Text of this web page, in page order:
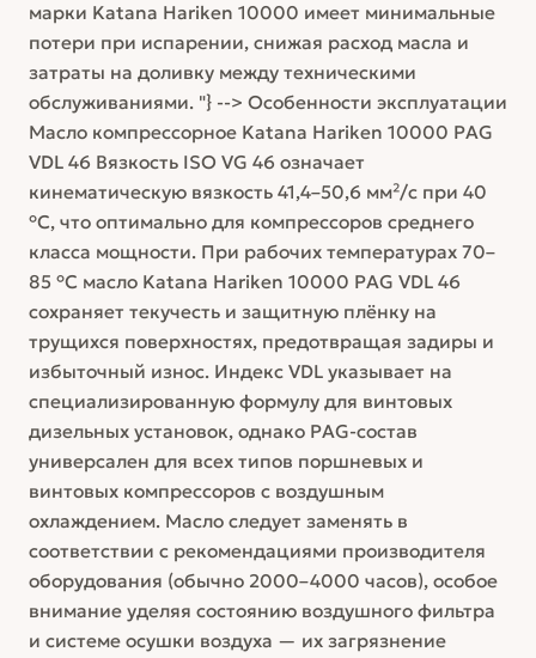
марки Katana Hariken 10000 имеет минимальные
потери при испарении, снижая расход масла и
затраты на доливку между техническими
обслуживаниями. "} --> Особенности эксплуатации
Масло компрессорное Katana Hariken 10000 PAG
VDL 46 Вязкость ISO VG 46 означает
кинематическую вязкость 41,4–50,6 мм²/с при 40
°C, что оптимально для компрессоров среднего
класса мощности. При рабочих температурах 70–
85 °C масло Katana Hariken 10000 PAG VDL 46
сохраняет текучесть и защитную плёнку на
трущихся поверхностях, предотвращая задиры и
избыточный износ. Индекс VDL указывает на
специализированную формулу для винтовых
дизельных установок, однако PAG-состав
универсален для всех типов поршневых и
винтовых компрессоров с воздушным
охлаждением. Масло следует заменять в
соответствии с рекомендациями производителя
оборудования (обычно 2000–4000 часов), особое
внимание уделяя состоянию воздушного фильтра
и системе осушки воздуха — их загрязнение